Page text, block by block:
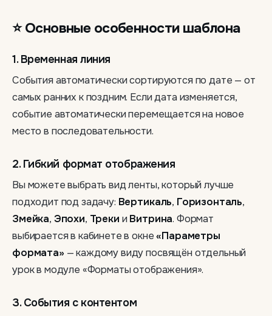
⭐ Основные особенности шаблона
1. Временная линия
События автоматически сортируются по дате — от
самых ранних к поздним. Если дата изменяется,
событие автоматически перемещается на новое
место в последовательности.
2. Гибкий формат отображения
Вы можете выбрать вид ленты, который лучше
подходит под задачу: Вертикаль, Горизонталь,
Змейка, Эпохи, Треки иВитрина. Формат
выбирается в кабинете в окне«Параметры
формата» — каждому виду посвящён отдельный
урок в модуле «Форматы отображения».
3. События с контентом